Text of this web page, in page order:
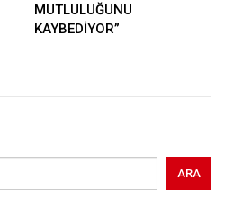
MUTLULUĞUNU
KAYBEDİYOR”
ARA